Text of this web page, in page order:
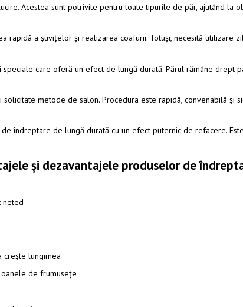
Acestea sunt potrivite pentru toate tipurile de păr, ajutând la
rapidă a șuvițelor și realizarea coafurii. Totuși, necesită utilizare
care oferă un efect de lungă durată. Părul rămâne drept
solicitate metode de salon. Procedura este rapidă, convenabilă și
îndreptare de lungă durată cu un efect puternic de refacere.
și dezavantajele produselor de
neted
crește lungimea
de frumusețe